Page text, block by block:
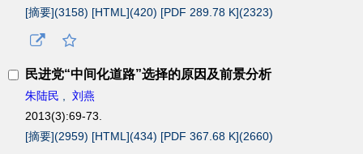
[摘要](3158) [HTML](420) [PDF 289.78 K](2323)
民进党“中间化道路”选择的原因及前景分析
朱陆民 , 刘燕
2013(3):69-73.
[摘要](2959) [HTML](434) [PDF 367.68 K](2660)